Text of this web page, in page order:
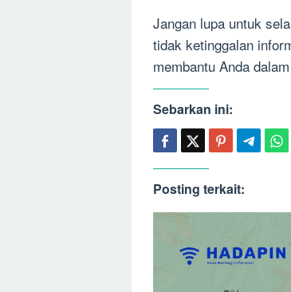
Jangan lupa untuk
tidak ketinggalan
membantu Anda
Sebarkan ini:
Posting terkait: